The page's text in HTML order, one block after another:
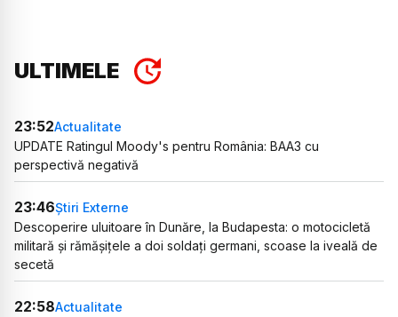
ULTIMELE
23:52Actualitate
UPDATE Ratingul Moody's pentru România: BAA3 cu
perspectivă negativă
23:46Știri Externe
Descoperire uluitoare în Dunăre, la Budapesta: o motocicletă
militară și rămășițele a doi soldați germani, scoase la iveală de
secetă
22:58Actualitate